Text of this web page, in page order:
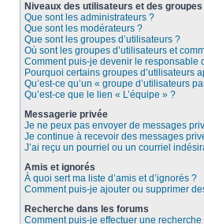
Niveaux des utilisateurs et des groupes
Que sont les administrateurs ?
Que sont les modérateurs ?
Que sont les groupes d’utilisateurs ?
Où sont les groupes d’utilisateurs et
Comment puis-je devenir le responsable
Pourquoi certains groupes d’utilisateurs
Qu’est-ce qu’un « groupe d’utilisateurs
Qu’est-ce que le lien « L’équipe » ?
Messagerie privée
Je ne peux pas envoyer de messages
Je continue à recevoir des messages
J’ai reçu un pourriel ou un courriel
Amis et ignorés
À quoi sert ma liste d’amis et d’ignorés ?
Comment puis-je ajouter ou supprimer
Recherche dans les forums
Comment puis-je effectuer une